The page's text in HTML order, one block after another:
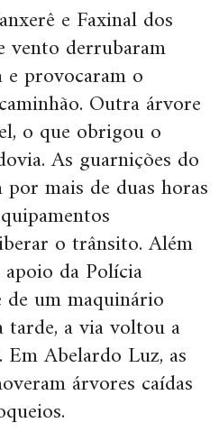
e Faxinal dos
vento derrubaram
provocaram o
Outra árvore
o que obrigou o
As guarnições do
mais de duas horas
o trânsito. Além
da Polícia
um maquinário
a via voltou a
Abelardo Luz, as
árvores caídas